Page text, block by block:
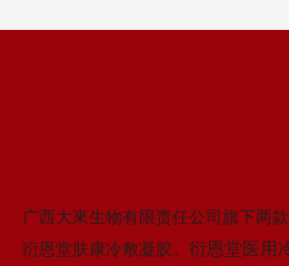
广西大來生物有限责任公司旗下两
衍恩堂肤康冷敷凝胶。 衍恩堂医用